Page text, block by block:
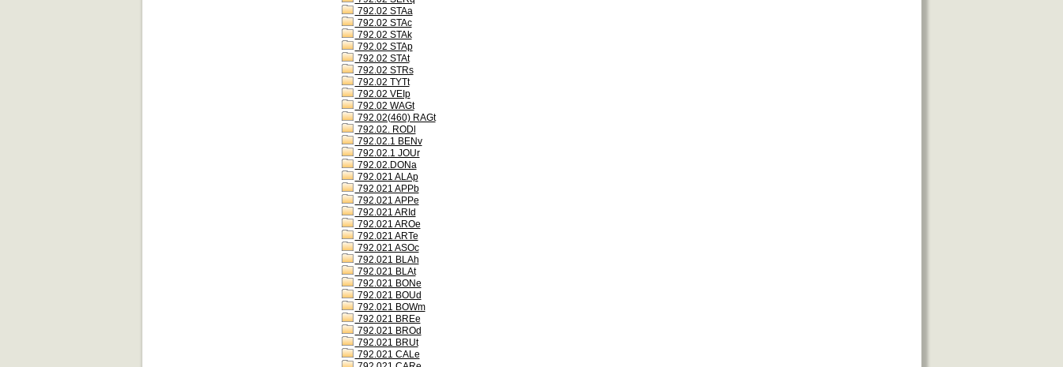
792.02 STAa
792.02 STAc
792.02 STAk
792.02 STAp
792.02 STAt
792.02 STRs
792.02 TYTt
792.02 VEIp
792.02 WAGt
792.02(460) RAGt
792.02. RODl
792.02.1 BENv
792.02.1 JOUr
792.02.DONa
792.021 ALAp
792.021 APPb
792.021 APPe
792.021 ARId
792.021 AROe
792.021 ARTe
792.021 ASOc
792.021 BLAh
792.021 BLAt
792.021 BONe
792.021 BOUd
792.021 BOWm
792.021 BREe
792.021 BROd
792.021 BRUt
792.021 CALe